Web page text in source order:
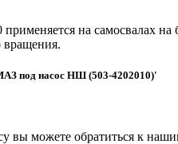
на самосвалах
под насос НШ (503-4202010)'
вы можете обратиться к